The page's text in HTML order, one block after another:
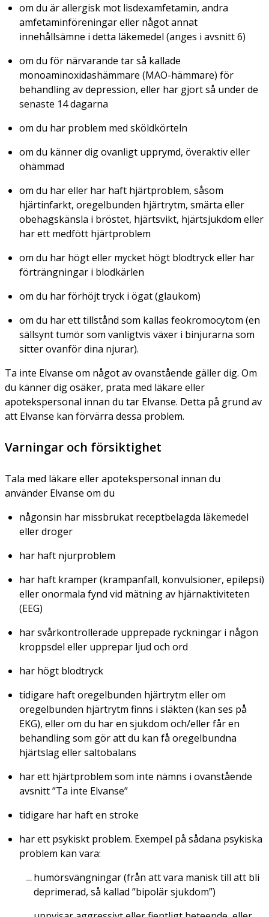
om du är allergisk mot lisdexamfetamin, andra
amfetaminföreningar eller något annat
innehållsämne i detta läkemedel (anges i avsnitt 6)
om du för närvarande tar så kallade
monoaminoxidashämmare (MAO-hämmare) för
behandling av depression, eller har gjort så under de
senaste 14 dagarna
om du har problem med sköldkörteln
om du känner dig ovanligt upprymd, överaktiv eller
ohämmad
om du har eller har haft hjärtproblem, såsom
hjärtinfarkt, oregelbunden hjärtrytm, smärta eller
obehagskänsla i bröstet, hjärtsvikt, hjärtsjukdom eller
har ett medfött hjärtproblem
om du har högt eller mycket högt blodtryck eller har
förträngningar i blodkärlen
om du har förhöjt tryck i ögat (glaukom)
om du har ett tillstånd som kallas feokromocytom (en
sällsynt tumör som vanligtvis växer i binjurarna som
sitter ovanför dina njurar).
Ta inte Elvanse om något av ovanstående gäller dig. Om
du känner dig osäker, prata med läkare eller
apotekspersonal innan du tar Elvanse. Detta på grund av
att Elvanse kan förvärra dessa problem.
Varningar och försiktighet
Tala med läkare eller apotekspersonal innan du
använder Elvanse om du
någonsin har missbrukat receptbelagda läkemedel
eller droger
har haft njurproblem
har haft kramper (krampanfall, konvulsioner, epilepsi)
eller onormala fynd vid mätning av hjärnaktiviteten
(EEG)
har svårkontrollerade upprepade ryckningar i någon
kroppsdel eller upprepar ljud och ord
har högt blodtryck
tidigare haft oregelbunden hjärtrytm eller om
oregelbunden hjärtrytm finns i släkten (kan ses på
EKG), eller om du har en sjukdom och/eller får en
behandling som gör att du kan få oregelbundna
hjärtslag eller saltobalans
har ett hjärtproblem som inte nämns i ovanstående
avsnitt ”Ta inte Elvanse”
tidigare har haft en stroke
har ett psykiskt problem. Exempel på sådana psykiska
problem kan vara:
humörsvängningar (från att vara manisk till att bli
deprimerad, så kallad ”bipolär sjukdom”)